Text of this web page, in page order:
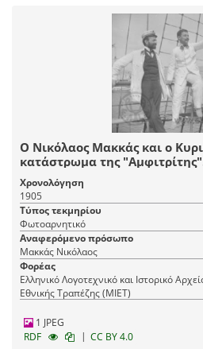
Ο Νικόλαος Μακκάς και ο
κατάστρωμα της
Χρονολόγηση
1905
Τύπος τεκμηρίου
Φωτοαρνητικό
Αναφερόμενο πρόσωπο
Μακκάς Νικόλαος
Φορέας
Ελληνικό Λογοτεχνικό και Ιστορικό
Εθνικής Τραπέζης (ΜΙΕΤ)
1 JPEG
RDF
| CC BY 4.0